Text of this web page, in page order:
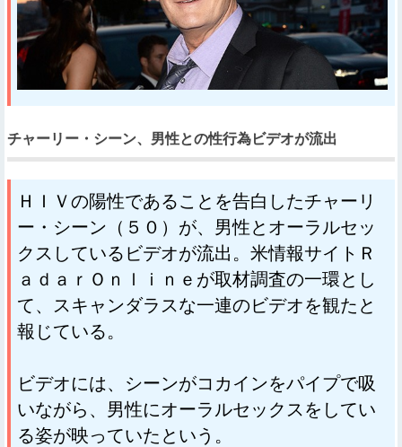
チャーリー・シーン、男性との性行為ビデオが流出
ＨＩＶの陽性であることを告白したチャーリ
ー・シーン（５０）が、男性とオーラルセッ
クスしているビデオが流出。米情報サイトＲ
ａｄａｒＯｎｌｉｎｅが取材調査の一環とし
て、スキャンダラスな一連のビデオを観たと
報じている。
ビデオには、シーンがコカインをパイプで吸
いながら、男性にオーラルセックスをしてい
る姿が映っていたという。